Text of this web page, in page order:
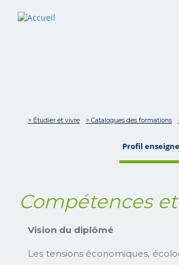
> Étudier et vivre > Catalogues des formations
Profil
Compétences
Vision du diplômé
Les tensions économiques,